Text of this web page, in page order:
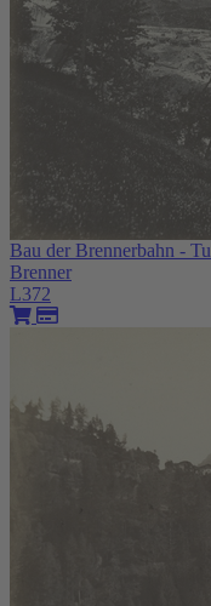
Bau der Brennerbahn -
Brenner
L372